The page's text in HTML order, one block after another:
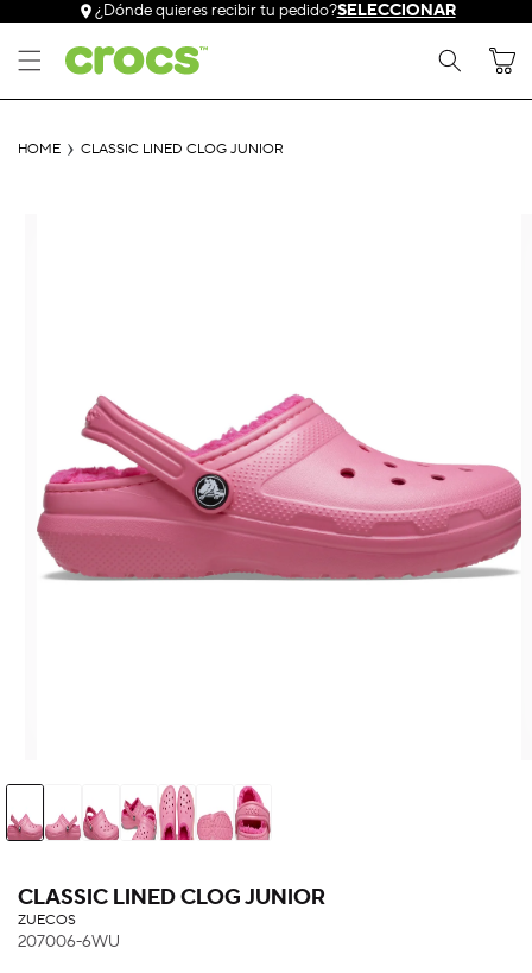
directamente
al contenido
¿Dónde quieres recibir tu pedido?SELECCIONAR
Carrito
HOME CLASSIC LINED CLOG JUNIOR
CLASSIC LINED CLOG JUNIOR
ZUECOS
207006-6WU